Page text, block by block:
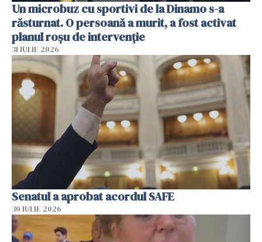
Un microbuz cu sportivi de la Dinamo s-a
răsturnat. O persoană a murit, a fost activat
planul roșu de intervenție
31 IULIE 2026
Senatul a aprobat acordul SAFE
30 IULIE 2026